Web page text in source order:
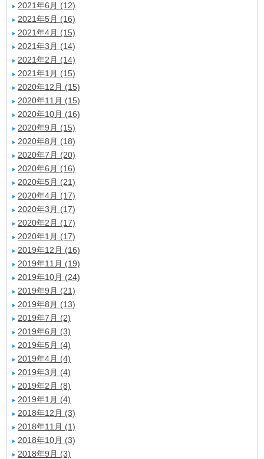
2021年6月 (12)
2021年5月 (16)
2021年4月 (15)
2021年3月 (14)
2021年2月 (14)
2021年1月 (15)
2020年12月 (15)
2020年11月 (15)
2020年10月 (16)
2020年9月 (15)
2020年8月 (18)
2020年7月 (20)
2020年6月 (16)
2020年5月 (21)
2020年4月 (17)
2020年3月 (17)
2020年2月 (17)
2020年1月 (17)
2019年12月 (16)
2019年11月 (19)
2019年10月 (24)
2019年9月 (21)
2019年8月 (13)
2019年7月 (2)
2019年6月 (3)
2019年5月 (4)
2019年4月 (4)
2019年3月 (4)
2019年2月 (8)
2019年1月 (4)
2018年12月 (3)
2018年11月 (1)
2018年10月 (3)
2018年9月 (3)